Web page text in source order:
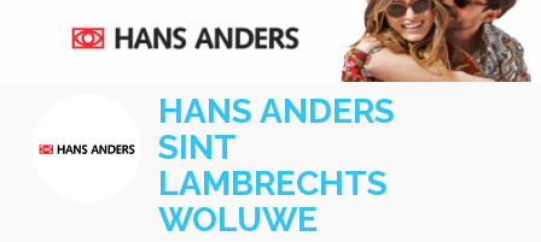
HANS ANDERS
SINT
LAMBRECHTS
WOLUWE